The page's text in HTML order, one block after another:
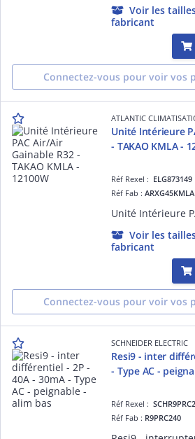
Voir les
fabricant
Connectez-vous pour voir vos
ATLANTIC
Unité Intérieure
- TAKAO KMLA -
Réf Rexel : ELG873149
Réf Fab :
Voir les
fabricant
Connectez-vous pour voir vos
SCHNEIDER ELECTRIC
Resi9 - inter
- Type AC -
Réf Rexel :
Réf Fab : R9PRC240